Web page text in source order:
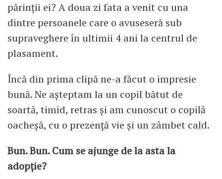
părinții ei? A doua zi fata a venit cu una
dintre persoanele care o avuseseră sub
supraveghere în ultimii 4 ani la centrul de
plasament.
Încă din prima clipă ne-a făcut o impresie
bună. Ne așteptam la un copil bătut de
soartă, timid, retras și am cunoscut o copilă
oacheșă, cu o prezență vie și un zâmbet cald.
Bun. Bun. Cum se ajunge de la asta la
adopție?